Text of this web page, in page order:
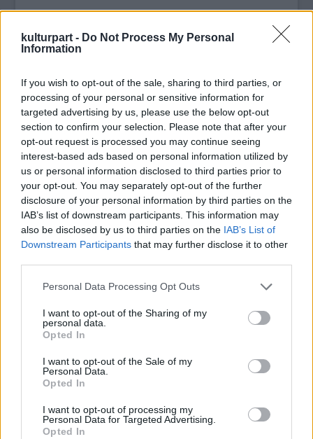
kulturpart - Do Not Process My Personal
Information
If you wish to opt-out of the sale, sharing to third parties, or
processing of your personal or sensitive information for
targeted advertising by us, please use the below opt-out
section to confirm your selection. Please note that after your
opt-out request is processed you may continue seeing
interest-based ads based on personal information utilized by
us or personal information disclosed to third parties prior to
your opt-out. You may separately opt-out of the further
disclosure of your personal information by third parties on the
IAB’s list of downstream participants. This information may
also be disclosed by us to third parties on the IAB’s List of
Downstream Participants that may further disclose it to other
Please note that this website/app uses one or more Google
not limited to your visit or usage behaviour. You may click to
grant or deny consent to Google and its third-party tags to
use your data for below specified purposes in below Google
consent section.
Personal Data Processing Opt Outs
I want to opt-out of the Sharing of my
personal data.
Opted In
I want to opt-out of the Sale of my
Personal Data.
Opted In
I want to opt-out of processing my
Personal Data for Targeted Advertising.
Opted In
október végén gyilkolta meg az eddig
ismeretlen tettes. A színésznő-énekesnő
tartózkodott, őt a gyilkos magával vitte, majd
később őt is megölte.
Pár nappal a tragédia után a rendőrség
megtalálta azt az autót, amit a gyilkosságok
óta köröztek, abban pedig megtalálták a
kisfiú holttestét.
A gyilkossággal már akkor is a színésznő-
énekesnő sógorát, William Balfourt
gyanúsították, akit őrizetbe is vettek. A férfi -
aki eddig hét évet ült börtönben gyilkossági
kísérletért, autólopásért és repülőgép-
eltérítésért – tagadta a vádakat.
Film Hollywoodi filmipar